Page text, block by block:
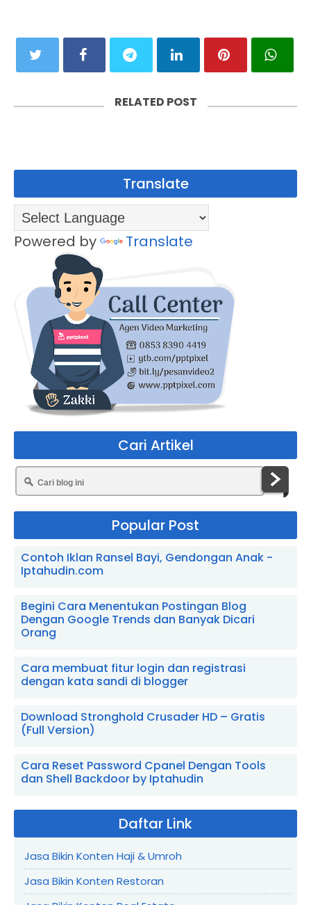
RELATED POST
Translate
Powered by Translate
Cari Artikel
Popular Post
Contoh Iklan Ransel Bayi, Gendongan Anak -
Iptahudin.com
Begini Cara Menentukan Postingan Blog
Dengan Google Trends dan Banyak Dicari
Orang
Cara membuat fitur login dan registrasi
dengan kata sandi di blogger
Download Stronghold Crusader HD – Gratis
(Full Version)
Cara Reset Password Cpanel Dengan Tools
dan Shell Backdoor by Iptahudin
Daftar Link
Jasa Bikin Konten Haji & Umroh
Jasa Bikin Konten Restoran